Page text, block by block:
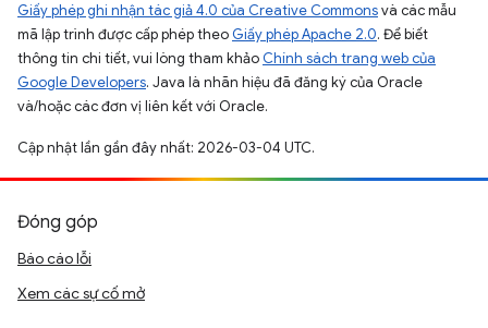
Giấy phép ghi nhận tác giả 4.0 của Creative Commonsvà các mẫu
mã lập trình được cấp phép theo Giấy phép Apache 2.0. Để biết
thông tin chi tiết, vui lòng tham khảo Chính sách trang web của
Google Developers. Java là nhãn hiệu đã đăng ký của Oracle
và/hoặc các đơn vị liên kết với Oracle.
Cập nhật lần gần đây nhất: 2026-03-04 UTC.
Đóng góp
Báo cáo lỗi
Xem các sự cố mở